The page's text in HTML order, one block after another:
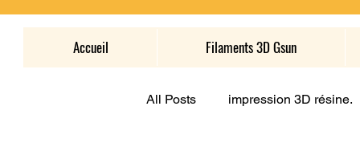
Accueil Filaments 3D Gsun
All Posts impression 3D résine.